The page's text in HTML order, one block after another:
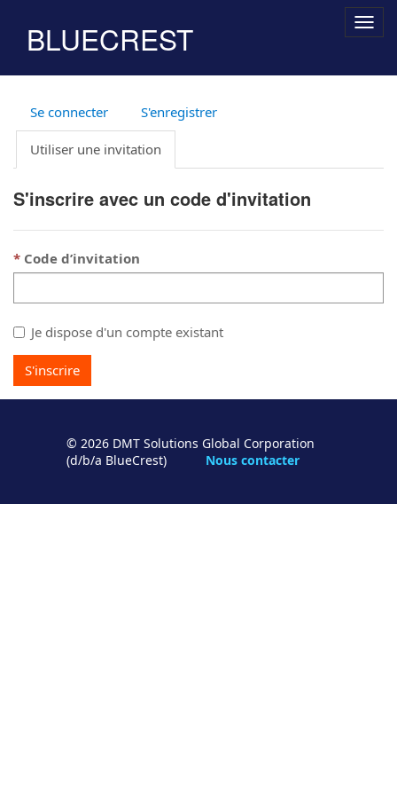
BLUECREST
Se connecter S'enregistrer
Utiliser une invitation
S'inscrire avec un code d'invitation
Code d’invitation
Je dispose d'un compte existant
S'inscrire
© 2026 DMT Solutions Global Corporation
(d/b/a BlueCrest) Nous contacter